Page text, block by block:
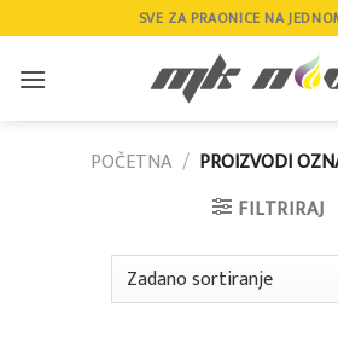
to
content
SVE ZA PRAONICE NA
POČETNA / PROIZVODI
FILTRIRAJ